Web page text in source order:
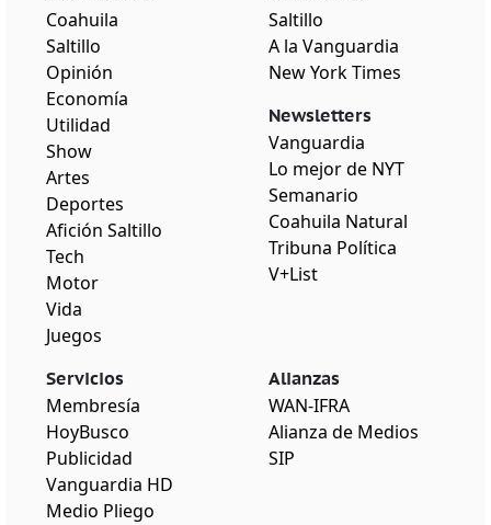
Coahuila
Saltillo
Opinión
Economía
Utilidad
Show
Artes
Deportes
Afición Saltillo
Tech
Motor
Vida
Juegos
Saltillo
A la Vanguardia
New York Times
Newsletters
Vanguardia
Lo mejor de NYT
Semanario
Coahuila Natural
Tribuna Política
V+List
Servicios
Membresía
HoyBusco
Publicidad
Vanguardia HD
Medio Pliego
Alianzas
WAN-IFRA
Alianza de Medios
SIP